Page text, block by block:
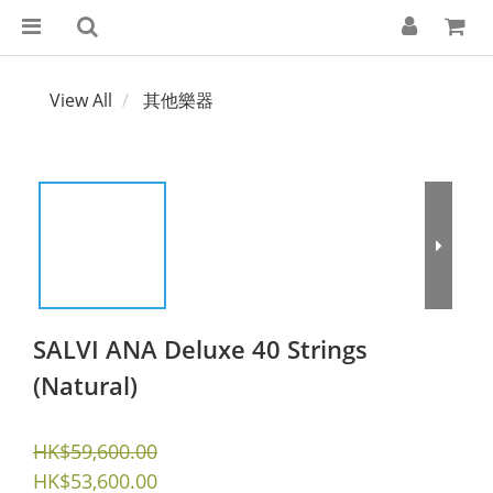
View All 其他樂器
SALVI ANA Deluxe 40 Strings
(Natural)
HK$59,600.00
HK$53,600.00